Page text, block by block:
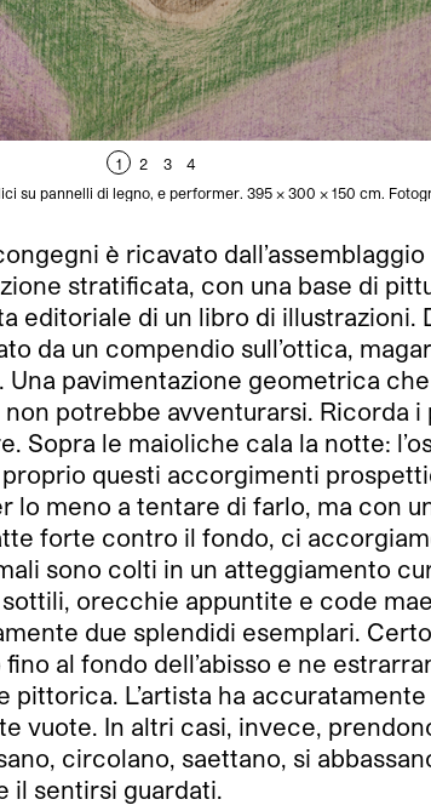
1 2 3
4
su pannelli di legno, e performer. 395 x 300 x 150 cm.
è ricavato
stratificata, con una base di
di un libro di illustrazioni.
da un compendio sull’ottica,
pavimentazione geometrica
potrebbe avventurarsi. Ricorda
Sopra le maioliche cala la notte:
questi accorgimenti
lo meno a tentare di farlo, ma con
forte contro il fondo, ci
sono colti in un atteggiamento
orecchie appuntite e code
due splendidi esemplari.
al fondo dell’abisso e ne
L’artista ha
vuote. In altri casi, invece,
circolano, saettano, si
il sentirsi guardati.